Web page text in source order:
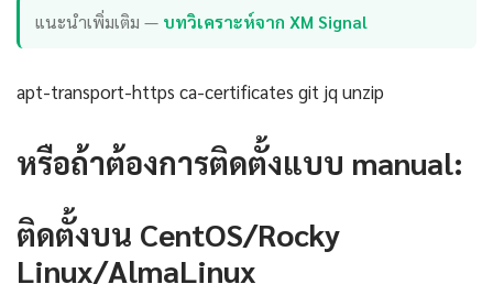
แนะนำเพิ่มเติม — บทวิเคราะห์จาก XM Signal
apt-transport-https ca-certificates git jq unzip
หรือถ้าต้องการติดตั้งแบบ manual:
ติดตั้งบน CentOS/Rocky
Linux/AlmaLinux